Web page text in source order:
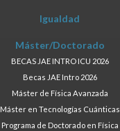
Igualdad
Máster/Doctorado
BECAS JAE INTRO ICU 2026
Becas JAE Intro 2026
Máster de Física Avanzada
Máster en Tecnologías Cuánticas
Programa de Doctorado en Física